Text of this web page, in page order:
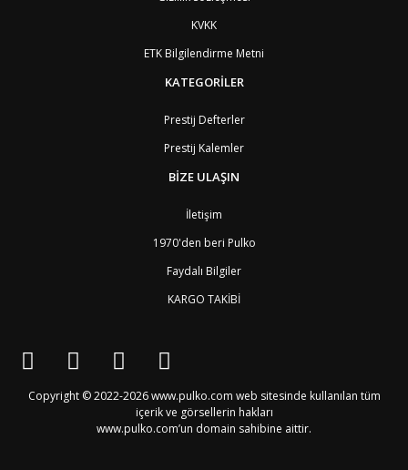
KVKK
ETK Bilgilendirme Metni
KATEGORİLER
Prestij Defterler
Prestij Kalemler
BİZE ULAŞIN
İletişim
1970'den beri Pulko
Faydalı Bilgiler
KARGO TAKİBİ
Copyright © 2022-2026 www.pulko.com web sitesinde kullanılan tüm
içerik ve görsellerin hakları
www.pulko.com’un domain sahibine aittir.